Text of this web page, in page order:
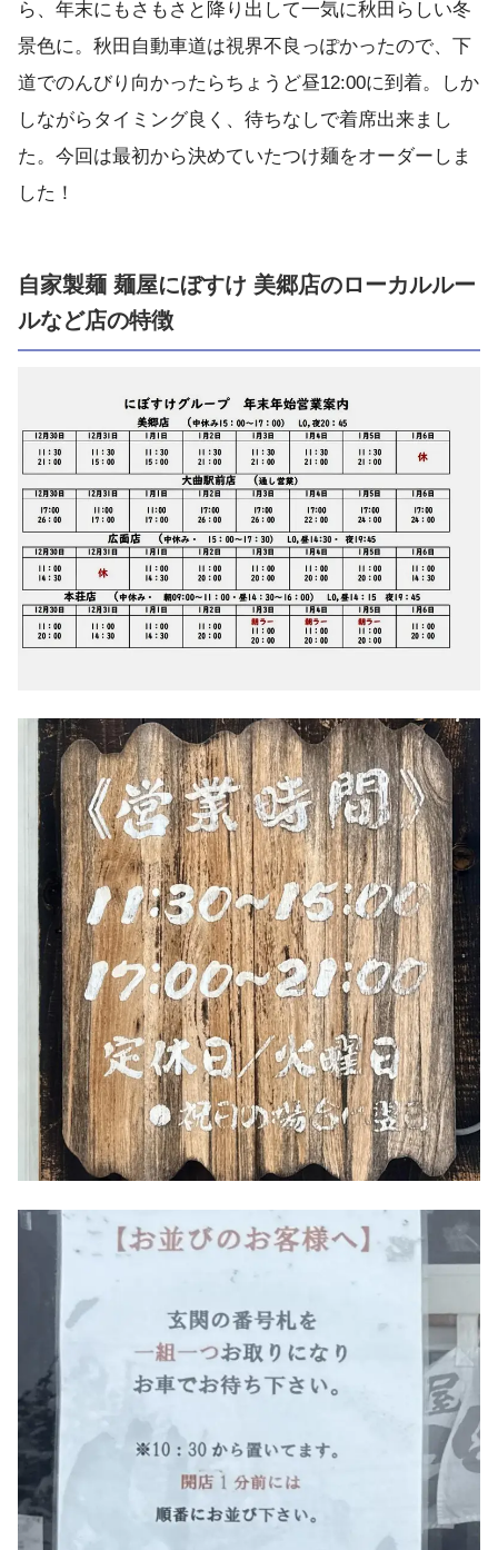
ら、年末にもさもさと降り出して一気に秋田らしい冬
景色に。秋田自動車道は視界不良っぽかったので、下
道でのんびり向かったらちょうど昼12:00に到着。しか
しながらタイミング良く、待ちなしで着席出来まし
た。今回は最初から決めていたつけ麺をオーダーしま
した！
自家製麺 麺屋にぼすけ 美郷店のローカルルー
ルなど店の特徴